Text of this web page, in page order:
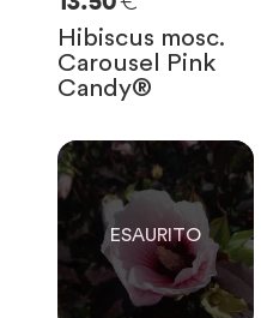
Hibiscus mosc.
Carousel Pink
Candy®
0
SOLO
RIMASTE